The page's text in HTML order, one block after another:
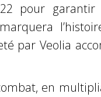
pour garantir
par Veolia
en